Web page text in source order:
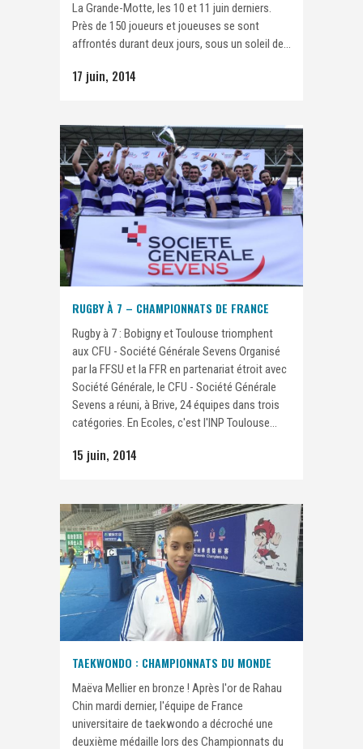
La Grande-Motte, les 10 et 11 juin derniers.
Près de 150 joueurs et joueuses se sont
affrontés durant deux jours, sous un soleil de...
17 juin, 2014
RUGBY À 7 – CHAMPIONNATS DE FRANCE
Rugby à 7 : Bobigny et Toulouse triomphent
aux CFU - Société Générale Sevens Organisé
par la FFSU et la FFR en partenariat étroit avec
Société Générale, le CFU - Société Générale
Sevens a réuni, à Brive, 24 équipes dans trois
catégories. En Ecoles, c'est l'INP Toulouse...
15 juin, 2014
TAEKWONDO : CHAMPIONNATS DU MONDE
Maëva Mellier en bronze ! Après l'or de Rahau
Chin mardi dernier, l'équipe de France
universitaire de taekwondo a décroché une
deuxième médaille lors des Championnats du